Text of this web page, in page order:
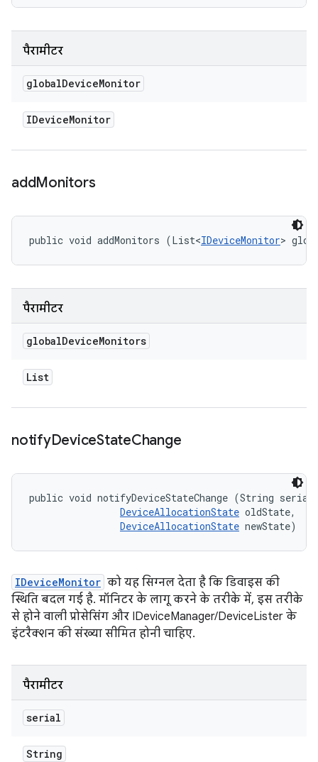
पैरामीटर
globalDeviceMonitor
IDeviceMonitor
addMonitors
public void addMonitors (List<IDeviceMonitor>
पैरामीटर
globalDeviceMonitors
List
notifyDeviceStateChange
public void notifyDeviceStateChange (String
DeviceAllocationState oldState,
DeviceAllocationState newState)
IDeviceMonitor को यह सिग्नल देता है कि डिवाइस की
स्थिति बदल गई है. मॉनिटर के लागू करने के तरीके में, इस तरीके
से होने वाली प्रोसेसिंग और IDeviceManager/DeviceLister के
इंटरैक्शन की संख्या सीमित होनी चाहिए.
पैरामीटर
serial
String